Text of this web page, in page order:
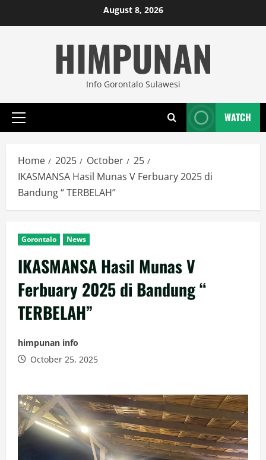
to
August 8, 2026
HIMPUNAN
Info Gorontalo Sulawesi
Primary
WATCH
Home 2025 October
25
IKASMANSA Hasil Munas V Ferbuary 2025 di
Bandung “ TERBELAH”
Gorontalo News
IKASMANSA Hasil Munas V
Ferbuary 2025 di Bandung “
TERBELAH”
himpunan info
October 25, 2025